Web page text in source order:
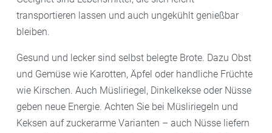
transportieren lassen und auch ungekühlt genießbar
bleiben.
Gesund und lecker sind selbst belegte Brote. Dazu Obst
und Gemüse wie Karotten, Äpfel oder handliche Früchte
wie Kirschen. Auch Müsliriegel, Dinkelkekse oder Nüsse
geben neue Energie. Achten Sie bei Müsliriegeln und
Keksen auf zuckerarme Varianten – auch Nüsse liefern